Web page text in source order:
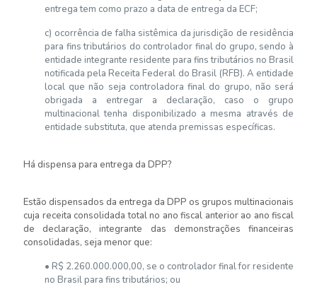
entrega tem como prazo a data de entrega da ECF;
c) ocorrência de falha sistêmica da jurisdição de residência
para fins tributários do controlador final do grupo, sendo à
entidade integrante residente para fins tributários no Brasil
notificada pela Receita Federal do Brasil (RFB). A entidade
local que não seja controladora final do grupo, não será
obrigada a entregar a declaração, caso o grupo
multinacional tenha disponibilizado a mesma através de
entidade substituta, que atenda premissas específicas.
Há dispensa para entrega da DPP?
Estão dispensados da entrega da DPP os grupos multinacionais
cuja receita consolidada total no ano fiscal anterior ao ano fiscal
de declaração, integrante das demonstrações financeiras
consolidadas, seja menor que:
• R$ 2.260.000.000,00, se o controlador final for residente
no Brasil para fins tributários; ou